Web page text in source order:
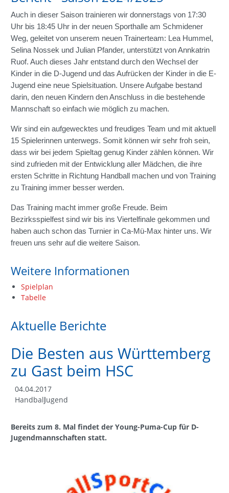
Auch in dieser Saison trainieren wir donnerstags von 17:30
Uhr bis 18:45 Uhr in der neuen Sporthalle am Schmidener
Weg, geleitet von unserem neuen Trainerteam: Lea Hummel,
Selina Nossek und Julian Pfander, unterstützt von Annkatrin
Ruof. Auch dieses Jahr entstand durch den Wechsel der
Kinder in die D-Jugend und das Aufrücken der Kinder in die E-
Jugend eine neue Spielsituation. Unsere Aufgabe bestand
darin, den neuen Kindern den Anschluss in die bestehende
Mannschaft so einfach wie möglich zu machen.
Wir sind ein aufgewecktes und freudiges Team und mit aktuell
15 Spielerinnen unterwegs. Somit können wir sehr froh sein,
dass wir bei jedem Spieltag genug Kinder zählen können. Wir
sind zufrieden mit der Entwicklung aller Mädchen, die ihre
ersten Schritte in Richtung Handball machen und von Training
zu Training immer besser werden.
Das Training macht immer große Freude. Beim
Bezirksspielfest sind wir bis ins Viertelfinale gekommen und
haben auch schon das Turnier in Ca-Mü-Max hinter uns. Wir
freuen uns sehr auf die weitere Saison.
Weitere Informationen
Spielplan
Tabelle
Aktuelle Berichte
Die Besten aus Württemberg
zu Gast beim HSC
04.04.2017
HandballJugend
Bereits zum 8. Mal findet der Young-Puma-Cup für D-
Jugendmannschaften statt.